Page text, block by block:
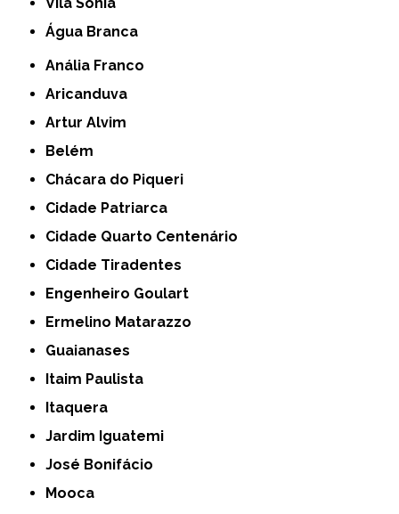
Água Branca
Anália Franco
Aricanduva
Artur Alvim
Belém
Chácara do Piqueri
Cidade Patriarca
Cidade Quarto Centenário
Cidade Tiradentes
Engenheiro Goulart
Ermelino Matarazzo
Guaianases
Itaim Paulista
Itaquera
Jardim Iguatemi
José Bonifácio
Mooca